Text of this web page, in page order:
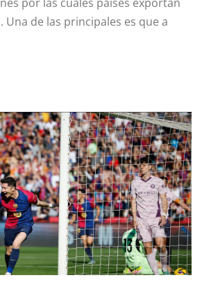
por las cuales países exportan
Una de las principales es que a